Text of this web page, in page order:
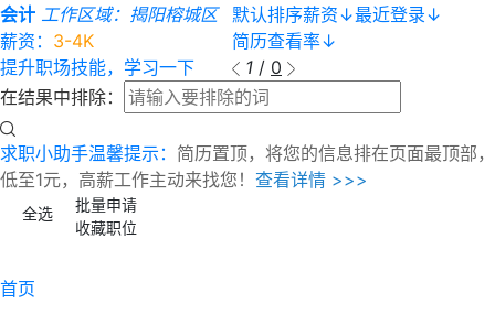
会计 工作区域：揭阳榕城区
薪资： 3-4K
提升职场技能，学习一下
默认排序薪资↓最近登录↓
简历查看率↓
1 / 0
在结果中排除：
求职小助手温馨提示： 简历置顶，将您的信息排在页面最顶部，
低至1元，高薪工作主动来找您！ 查看详情 >>>
全选
批量申请
收藏职位
首页